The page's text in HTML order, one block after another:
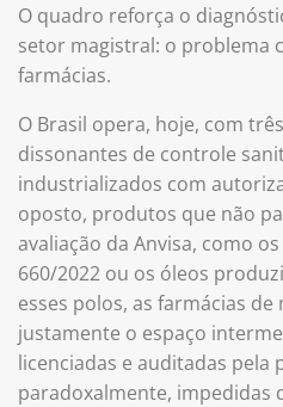
O quadro reforça o
setor magistral: o problema
farmácias.
O Brasil opera, hoje, com
dissonantes de controle
industrializados com
oposto, produtos que não
avaliação da Anvisa, como
660/2022 ou os óleos
esses polos, as farmácias
justamente o espaço
licenciadas e auditadas pela
paradoxalmente, impedidas